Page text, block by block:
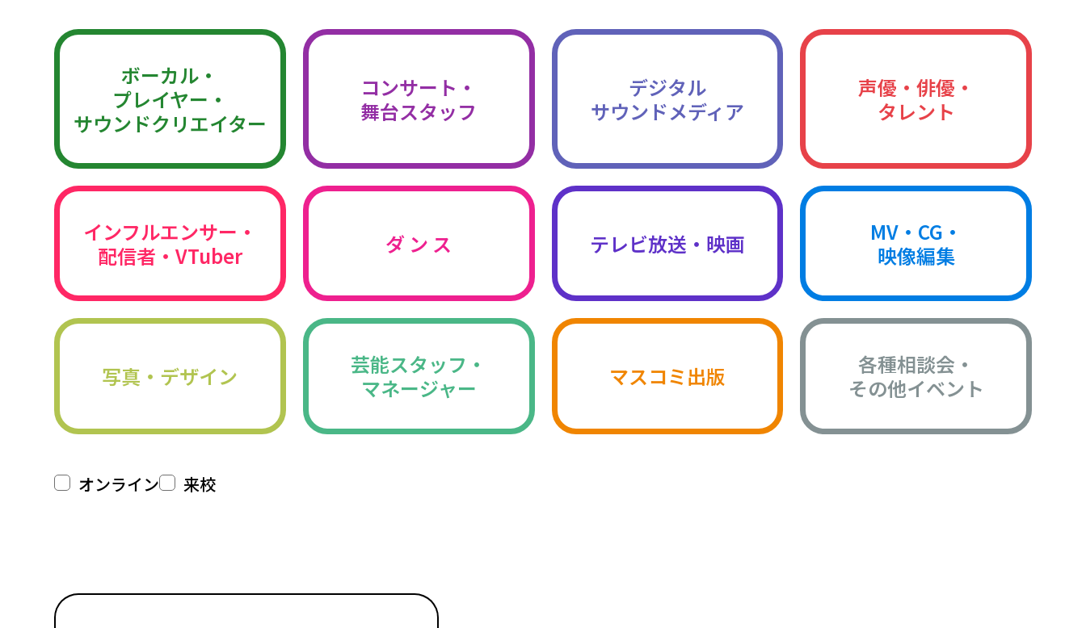
ボーカル・
プレイヤー・
サウンドクリエイター
コンサート・
舞台スタッフ
デジタル
サウンドメディア
声優・俳優・
タレント
インフルエンサー・
配信者・VTuber
ダ ン ス テレビ放送・映画
MV・CG・
映像編集
写真・デザイン
芸能スタッフ・
マネージャー
マスコミ出版
各種相談会・
その他イベント
オンライン 来校